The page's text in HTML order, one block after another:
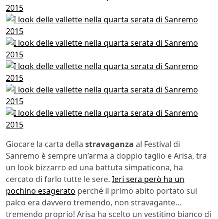
Giocare la carta della stravaganza al Festival di
Sanremo è sempre un’arma a doppio taglio e Arisa, tra
un look bizzarro ed una battuta simpaticona, ha
cercato di farlo tutte le sere. Ieri sera però ha un
pochino esagerato perché il primo abito portato sul
palco era davvero tremendo, non stravagante…
tremendo proprio! Arisa ha scelto un vestitino bianco di